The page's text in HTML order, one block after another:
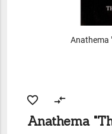
Anathema
favorite_border compare_arrows
Anathema